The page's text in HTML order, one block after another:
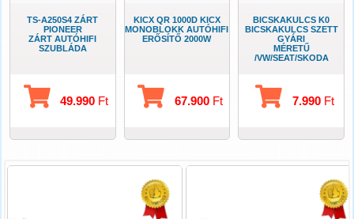
TS-A250S4 ZÁRT
PIONEER
ZÁRT AUTÓHIFI
SZUBLÁDA
49.990 Ft
KICX QR 1000D KICX
MONOBLOKK AUTÓHIFI
ERŐSÍTŐ 2000W
67.900Ft
BICSKAKULCS K0
BICSKAKULCS SZETT
GYÁRI
MÉRETŰ
/VW/SEAT/SKODA
7.990Ft